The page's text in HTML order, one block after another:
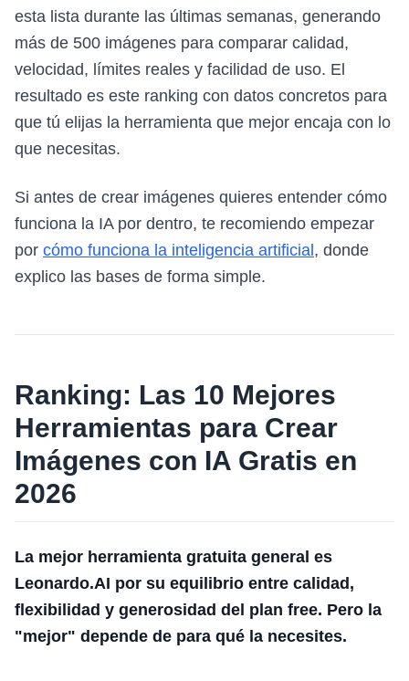
esta lista durante las últimas semanas, generando
más de 500 imágenes para comparar calidad,
velocidad, límites reales y facilidad de uso. El
resultado es este ranking con datos concretos para
que tú elijas la herramienta que mejor encaja con lo
que necesitas.
Si antes de crear imágenes quieres entender cómo
funciona la IA por dentro, te recomiendo empezar
por cómo funciona la inteligencia artificial , donde
explico las bases de forma simple.
Ranking: Las 10 Mejores
Herramientas para Crear
Imágenes con IA Gratis en
2026
La mejor herramienta gratuita general es
Leonardo.AI por su equilibrio entre calidad,
flexibilidad y generosidad del plan free. Pero la
"mejor" depende de para qué la necesites.